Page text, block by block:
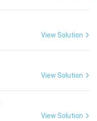
View Solution
View Solution
View Solution